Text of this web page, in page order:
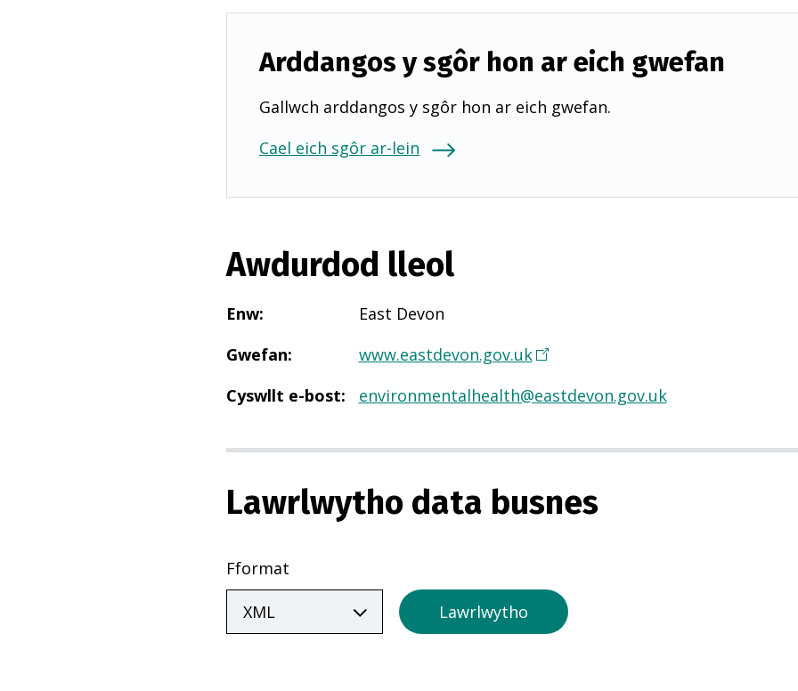
Arddangos y sgôr hon ar eich gwefan
Gallwch arddangos y sgôr hon ar eich gwefan.
Cael eich sgôr ar-lein
Awdurdod lleol
Enw:
East Devon
Gwefan: www.eastdevon.gov.uk(
n
g
r
Cyswllt e-bost: environmentalhealth@eastdevon.gov.uk
Lawrlwytho data busnes
Fformat
Lawrlwytho